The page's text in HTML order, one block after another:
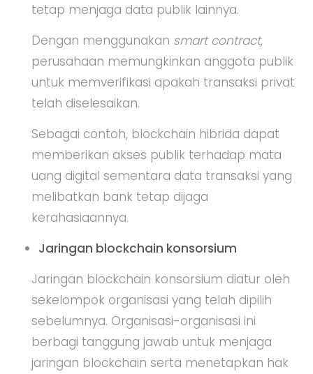
tetap menjaga data publik lainnya.
Dengan menggunakan smart contract,
perusahaan memungkinkan anggota publik
untuk memverifikasi apakah transaksi privat
telah diselesaikan.
Sebagai contoh, blockchain hibrida dapat
memberikan akses publik terhadap mata
uang digital sementara data transaksi yang
melibatkan bank tetap dijaga
kerahasiaannya.
Jaringan blockchain konsorsium
Jaringan blockchain konsorsium diatur oleh
sekelompok organisasi yang telah dipilih
sebelumnya. Organisasi-organisasi ini
berbagi tanggung jawab untuk menjaga
jaringan blockchain serta menetapkan hak